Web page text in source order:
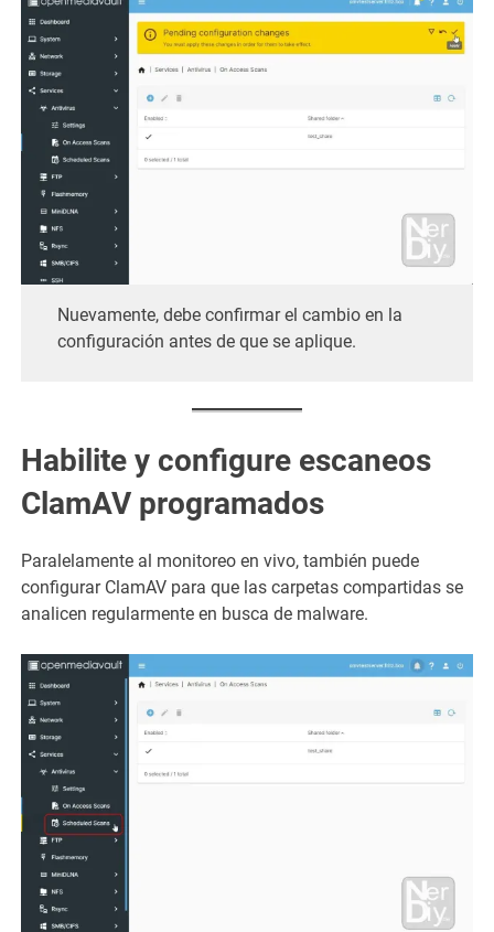
Nuevamente, debe confirmar el cambio en la
configuración antes de que se aplique.
Habilite y configure escaneos
ClamAV programados
Paralelamente al monitoreo en vivo, también puede
configurar ClamAV para que las carpetas compartidas se
analicen regularmente en busca de malware.